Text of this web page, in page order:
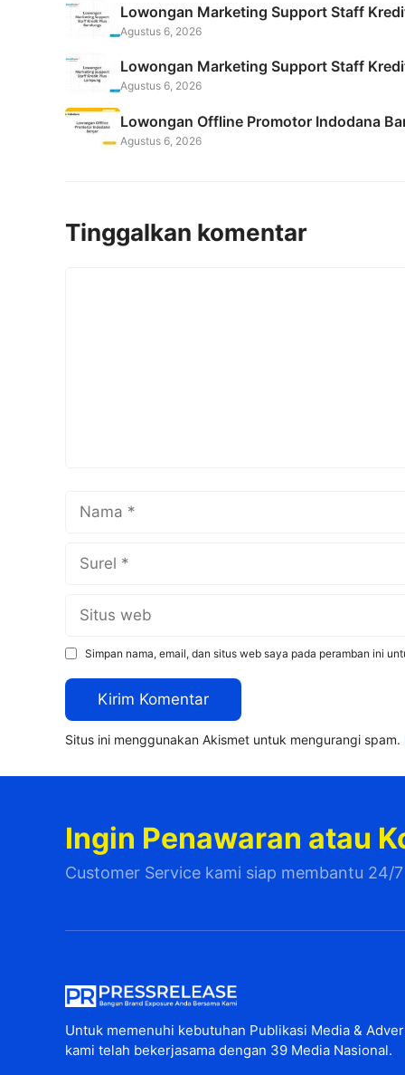
Lowongan Marketing Support Staff
Agustus 6, 2026
Lowongan Marketing Support Staff
Agustus 6, 2026
Lowongan Offline Promotor Indodana
Agustus 6, 2026
Tinggalkan komentar
web
Simpan nama, email, dan situs web saya pada peramban ini
Situs ini menggunakan Akismet untuk mengurangi spam.
Ingin Penawaran atau
Customer Service kami siap membantu 24/7
Untuk memenuhi kebutuhan Publikasi Media &
kami telah bekerjasama dengan 39 Media Nasional.